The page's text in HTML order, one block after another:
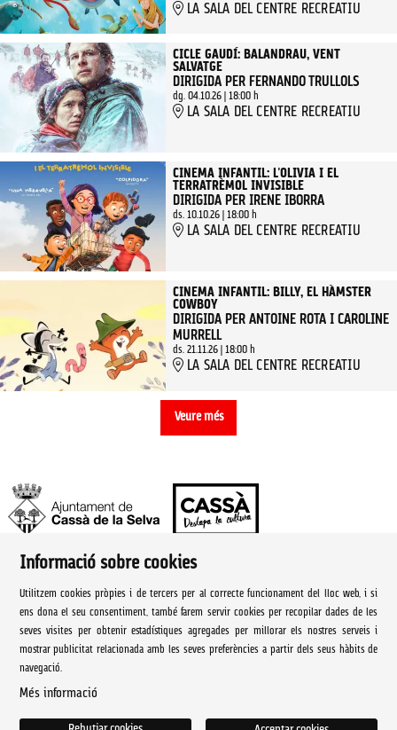
LA SALA DEL CENTRE RECREATIU
CICLE GAUDÍ: BALANDRAU, VENT
SALVATGE
DIRIGIDA PER FERNANDO TRULLOLS
dg. 04.10.26| 18:00 h
LA SALA DEL CENTRE RECREATIU
CINEMA INFANTIL: L'OLIVIA I EL
TERRATRÈMOL INVISIBLE
DIRIGIDA PER IRENE IBORRA
ds. 10.10.26| 18:00 h
LA SALA DEL CENTRE RECREATIU
CINEMA INFANTIL: BILLY, EL HÀMSTER
COWBOY
DIRIGIDA PER ANTOINE ROTA I CAROLINE
MURRELL
ds. 21.11.26| 18:00 h
LA SALA DEL CENTRE RECREATIU
Veure més
Ajuntament de Cassà de la Selva | Àrea de cultura
Rambla Onze de Setembre, 107
Cassà de la Selva Tel. 972 460 005
culturacassa@cassa.cat
Informació sobre cookies
Utilitzem cookies pròpies i de tercers per al correcte funcionament del lloc web, i si
ens dona el seu consentiment, també farem servir cookies per recopilar dades de les
seves visites per obtenir estadístiques agregades per millorar els nostres serveis i
mostrar publicitat relacionada amb les seves preferències a partir dels seus hàbits de
navegació.
Més informació